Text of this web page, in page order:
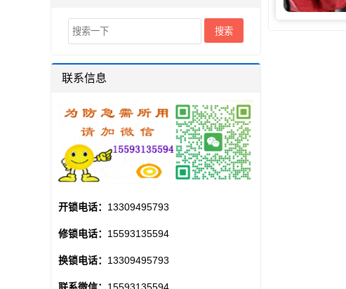
联系信息
开锁电话： 13309495793
修锁电话： 15593135594
换锁电话： 13309495793